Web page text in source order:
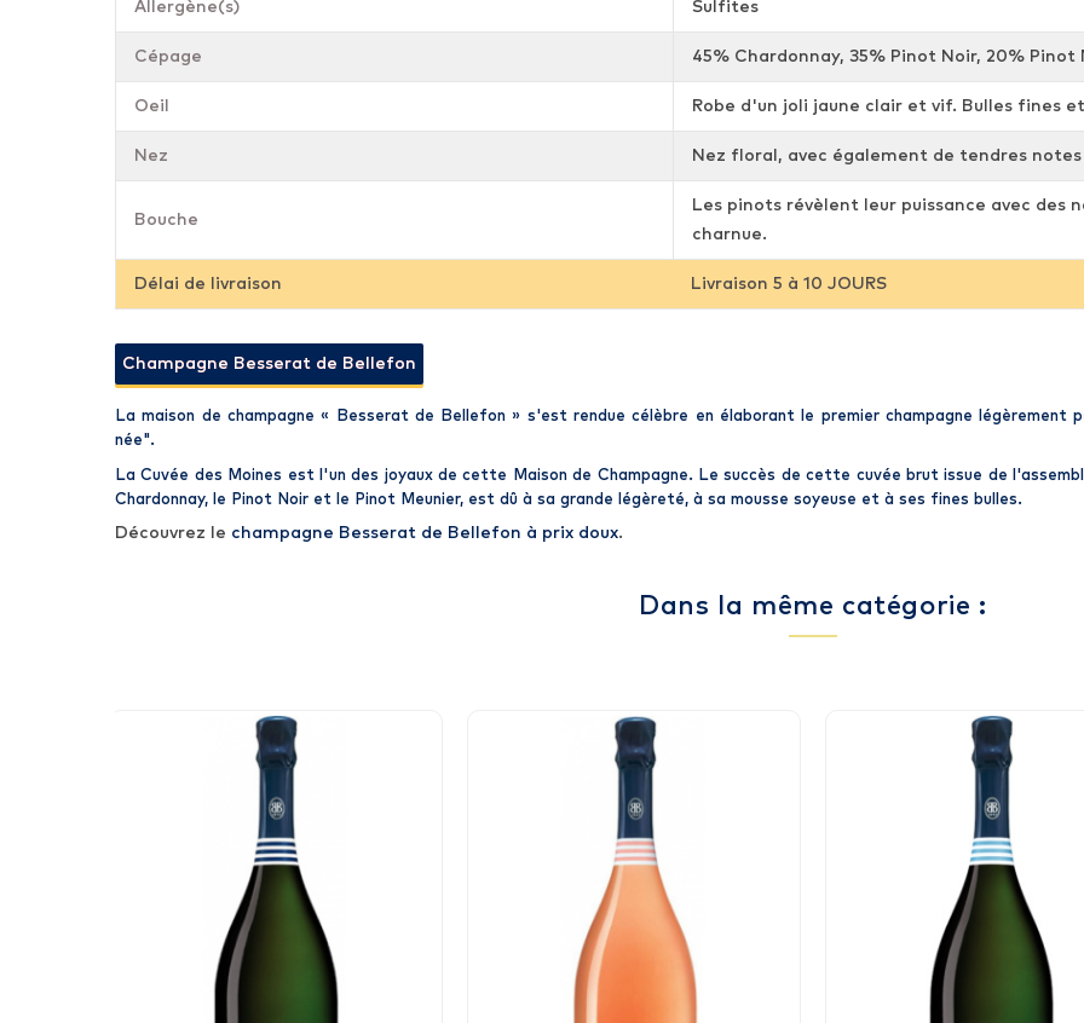
Allergène(s) Sulfites
Cépage 45% Chardonnay, 35% Pinot Noir, 20% Pinot
Oeil Robe d'un joli jaune clair et vif. Bulles fines
Nez Nez floral, avec également de tendres notes
Bouche
Les pinots révèlent leur puissance avec
charnue.
Délai de livraison Livraison 5 à 10 JOURS
Champagne Besserat de Bellefon
La maison de champagne « Besserat de Bellefon » s'est rendue célèbre en élaborant le premier champagne légèrement
née".
La Cuvée des Moines est l'un des joyaux de cette Maison de Champagne. Le succès de cette cuvée brut issue de
Chardonnay, le Pinot Noir et le Pinot Meunier, est dû à sa grande légèreté, à sa mousse soyeuse et à ses fines bulles.
Découvrez le champagne Besserat de Bellefon à prix doux.
Dans la même catégorie :